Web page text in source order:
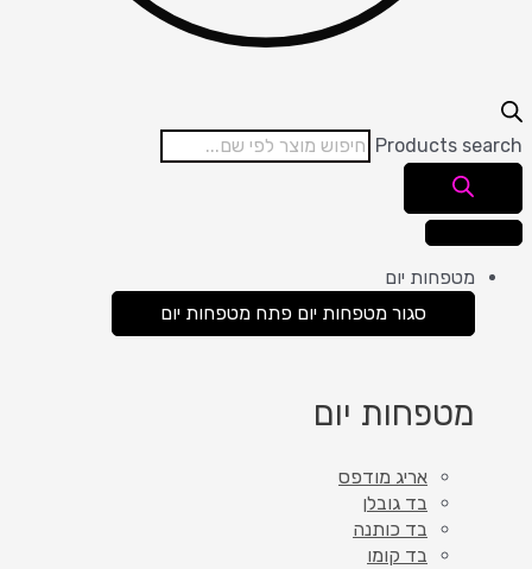
Products search
מטפחות יום
סגור מטפחות יום פתח מטפחות יום
מטפחות יום
אריג מודפס
בד גובלן
בד כותנה
בד קומו